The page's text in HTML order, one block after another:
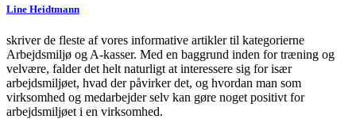
Line Heidtmann
skriver de fleste af vores informative artikler til kategorierne
Arbejdsmiljø og A-kasser. Med en baggrund inden for træning og
velvære, falder det helt naturligt at interessere sig for især
arbejdsmiljøet, hvad der påvirker det, og hvordan man som
virksomhed og medarbejder selv kan gøre noget positivt for
arbejdsmiljøet i en virksomhed.